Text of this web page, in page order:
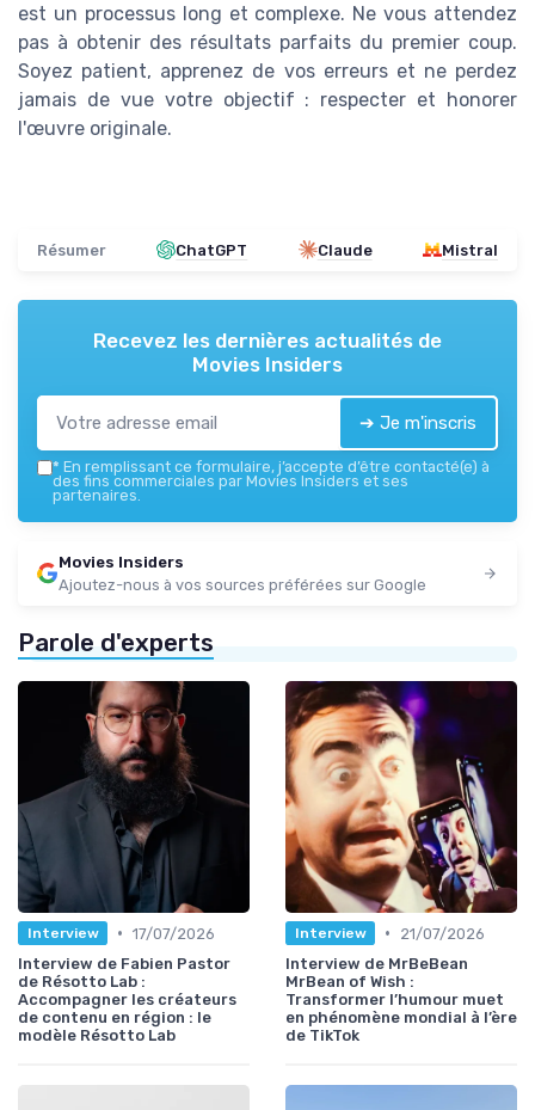
est un processus long et complexe. Ne vous attendez
pas à obtenir des résultats parfaits du premier coup.
Soyez patient, apprenez de vos erreurs et ne perdez
jamais de vue votre objectif : respecter et honorer
l'œuvre originale.
Résumer ChatGPT Claude Mistral
Recevez les dernières actualités de
Movies Insiders
➔ Je m'inscris
* En remplissant ce formulaire, j’accepte d’être contacté(e) à
des fins commerciales par Movies Insiders et ses
partenaires.
Movies Insiders
Ajoutez-nous à vos sources préférées sur Google
Parole d'experts
Interview • 17/07/2026
Interview de Fabien Pastor
de Résotto Lab :
Accompagner les créateurs
de contenu en région : le
modèle Résotto Lab
Interview •
21/07/2026
Interview de MrBeBean
MrBean of Wish :
Transformer l’humour muet
en phénomène mondial à l’ère
de TikTok